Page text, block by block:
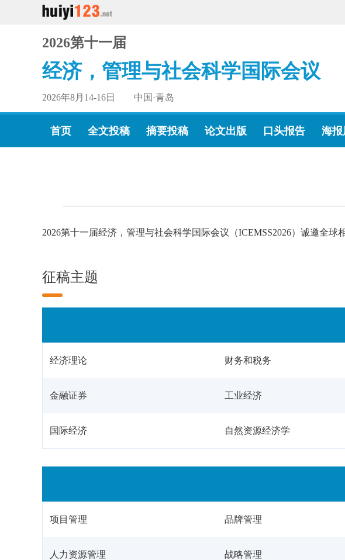
2026第十一届
经济，管理与社会科学国际会议
2026年8月14-16日 中国·青岛
首页 全文投稿 摘要投稿 论文出版 口头报告 海报
2026第十一届经济，管理与社会科学国际会议（ICEMSS2026）诚邀全球
征稿主题
经济理论 财务和税务
金融证券 工业经济
国际经济 自然资源经济学
项目管理 品牌管理
人力资源管理 战略管理